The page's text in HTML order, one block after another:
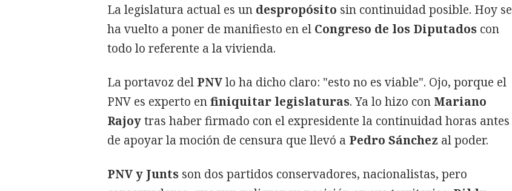
La legislatura actual es un despropósito sin continuidad posible. Hoy se
ha vuelto a poner de manifiesto en el Congreso de los Diputados con
todo lo referente a la vivienda.
La portavoz del PNVlo ha dicho claro: "esto no es viable". Ojo, porque el
PNV es experto enfiniquitar legislaturas. Ya lo hizo con Mariano
Rajoytras haber firmado con el expresidente la continuidad horas antes
de apoyar la moción de censura que llevó a Pedro Sánchez al poder.
PNV y Junts son dos partidos conservadores, nacionalistas, pero